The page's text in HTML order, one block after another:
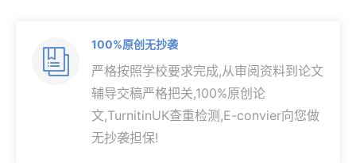

100%原创无抄袭
严格按照学校要求完成,从审阅资料到论文
辅导交稿严格把关,100%原创论
文,TurnitinUK查重检测,E-convier向您做
无抄袭担保!